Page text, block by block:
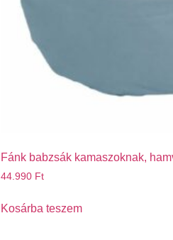
Fánk babzsák kamaszoknak,
44.990 Ft
Kosárba teszem